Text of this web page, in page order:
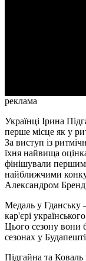
реклама
Українці Ірина
перше місце як у
За виступ із
їхня найвища
фінішували
найближчими
Александром
Медаль у Гданську
кар'єрі
Цього сезону вони
сезонах у
Підгайна та